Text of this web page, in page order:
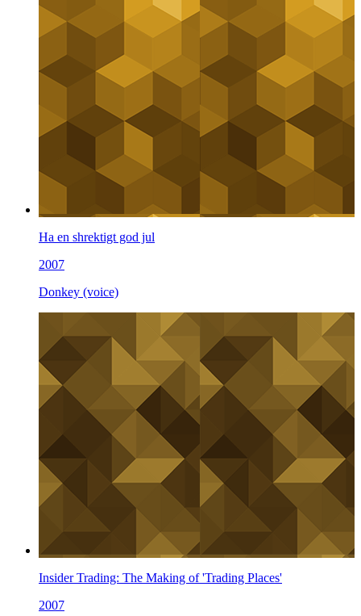
Ha en shrektigt god jul
2007
Donkey (voice)
Insider Trading: The Making of 'Trading Places'
2007